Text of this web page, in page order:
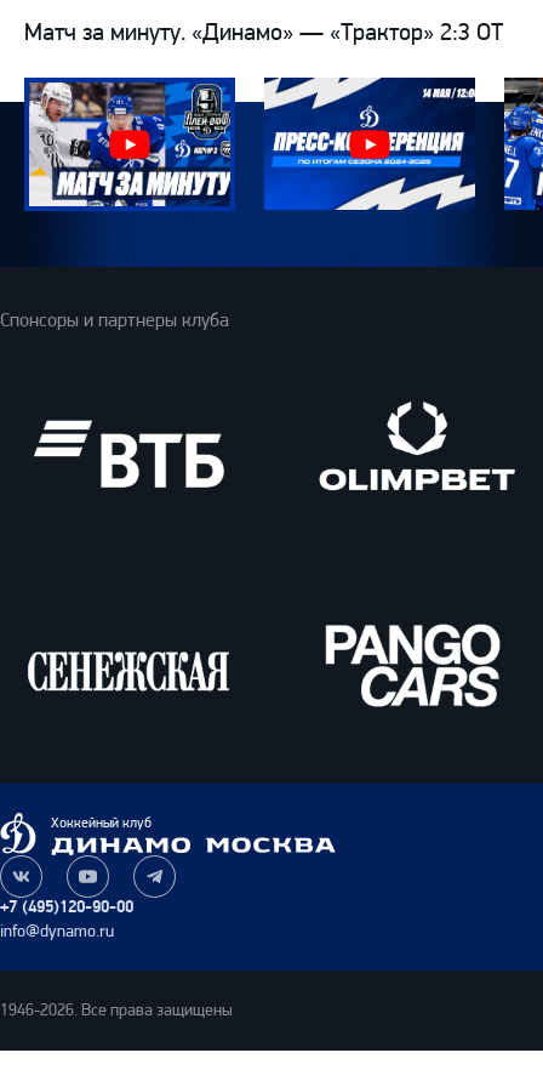
Матч за минуту. «Динамо» — «Трактор» 2:3 ОТ
Спонсоры и партнеры клуба
Cars
Динамо
Москва
Хоккейный клуб
+7 (495)120-90-00
info@dynamo.ru
Наша
группа
ВКонтакте
Наш
канал
на
Наш
канал
1946-2026. Все права защищены